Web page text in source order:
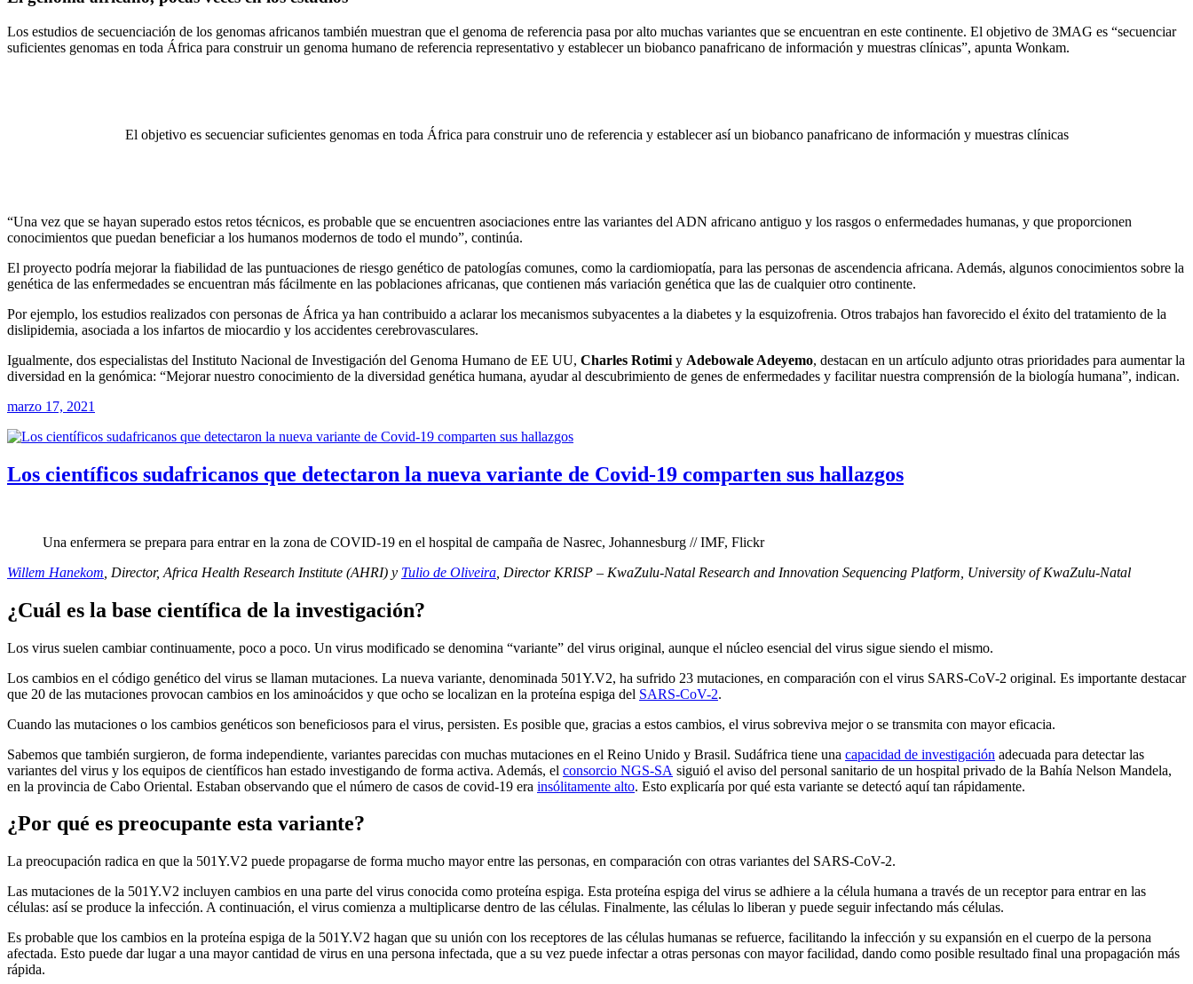
Los estudios de secuenciación de los genomas africanos también muestran que el genoma de referencia pasa por alto muchas variantes que se encuentran en este continente. El objetivo de 3MAG es “secuenciar
suficientes genomas en toda África para construir un genoma humano de referencia representativo y establecer un biobanco panafricano de información y muestras clínicas”, apunta Wonkam.
El objetivo es secuenciar suficientes genomas en toda África para construir uno de referencia y establecer así un biobanco panafricano de información y muestras clínicas
“Una vez que se hayan superado estos retos técnicos, es probable que se encuentren asociaciones entre las variantes del ADN africano antiguo y los rasgos o enfermedades humanas, y que proporcionen
conocimientos que puedan beneficiar a los humanos modernos de todo el mundo”, continúa.
El proyecto podría mejorar la fiabilidad de las puntuaciones de riesgo genético de patologías comunes, como la cardiomiopatía, para las personas de ascendencia africana. Además, algunos conocimientos sobre la
genética de las enfermedades se encuentran más fácilmente en las poblaciones africanas, que contienen más variación genética que las de cualquier otro continente.
Por ejemplo, los estudios realizados con personas de África ya han contribuido a aclarar los mecanismos subyacentes a la diabetes y la esquizofrenia. Otros trabajos han favorecido el éxito del tratamiento de la
dislipidemia, asociada a los infartos de miocardio y los accidentes cerebrovasculares.
Igualmente, dos especialistas del Instituto Nacional de Investigación del Genoma Humano de EE UU, Charles Rotimi y Adebowale Adeyemo, destacan en un artículo adjunto otras prioridades para aumentar la
diversidad en la genómica: “Mejorar nuestro conocimiento de la diversidad genética humana, ayudar al descubrimiento de genes de enfermedades y facilitar nuestra comprensión de la biología humana”, indican.
marzo 17, 2021
Los científicos sudafricanos que detectaron la nueva variante de Covid-19 comparten sus hallazgos
Una enfermera se prepara para entrar en la zona de COVID-19 en el hospital de campaña de Nasrec, Johannesburg // IMF, Flickr
Willem Hanekom , Director, Africa Health Research Institute (AHRI) y Tulio de Oliveira , Director KRISP – KwaZulu-Natal Research and Innovation Sequencing Platform, University of KwaZulu-Natal
¿Cuál es la base científica de la investigación?
Los virus suelen cambiar continuamente, poco a poco. Un virus modificado se denomina “variante” del virus original, aunque el núcleo esencial del virus sigue siendo el mismo.
Los cambios en el código genético del virus se llaman mutaciones. La nueva variante, denominada 501Y.V2, ha sufrido 23 mutaciones, en comparación con el virus SARS-CoV-2 original. Es importante destacar
que 20 de las mutaciones provocan cambios en los aminoácidos y que ocho se localizan en la proteína espiga del SARS-CoV-2.
Cuando las mutaciones o los cambios genéticos son beneficiosos para el virus, persisten. Es posible que, gracias a estos cambios, el virus sobreviva mejor o se transmita con mayor eficacia.
Sabemos que también surgieron, de forma independiente, variantes parecidas con muchas mutaciones en el Reino Unido y Brasil. Sudáfrica tiene una capacidad de investigación adecuada para detectar las
variantes del virus y los equipos de científicos han estado investigando de forma activa. Además, el consorcio NGS-SA siguió el aviso del personal sanitario de un hospital privado de la Bahía Nelson Mandela,
en la provincia de Cabo Oriental. Estaban observando que el número de casos de covid-19 era insólitamente alto. Esto explicaría por qué esta variante se detectó aquí tan rápidamente.
¿Por qué es preocupante esta variante?
La preocupación radica en que la 501Y.V2 puede propagarse de forma mucho mayor entre las personas, en comparación con otras variantes del SARS-CoV-2.
Las mutaciones de la 501Y.V2 incluyen cambios en una parte del virus conocida como proteína espiga. Esta proteína espiga del virus se adhiere a la célula humana a través de un receptor para entrar en las
células: así se produce la infección. A continuación, el virus comienza a multiplicarse dentro de las células. Finalmente, las células lo liberan y puede seguir infectando más células.
Es probable que los cambios en la proteína espiga de la 501Y.V2 hagan que su unión con los receptores de las células humanas se refuerce, facilitando la infección y su expansión en el cuerpo de la persona
afectada. Esto puede dar lugar a una mayor cantidad de virus en una persona infectada, que a su vez puede infectar a otras personas con mayor facilidad, dando como posible resultado final una propagación más
rápida.